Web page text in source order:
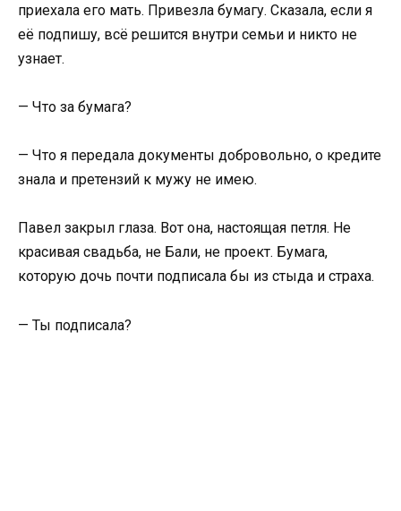
приехала его мать. Привезла бумагу. Сказала, если я
её подпишу, всё решится внутри семьи и никто не
узнает.
— Что за бумага?
— Что я передала документы добровольно, о кредите
знала и претензий к мужу не имею.
Павел закрыл глаза. Вот она, настоящая петля. Не
красивая свадьба, не Бали, не проект. Бумага,
которую дочь почти подписала бы из стыда и страха.
— Ты подписала?